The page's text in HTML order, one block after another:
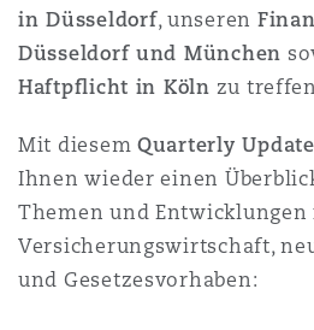
黎
安普顿
in Düsseldorf, unseren
Düsseldorf und München
Haftpflicht in Köln zu
Mit diesemQuarterly
Ihnen wieder einen
Themen und Entwicklungen
Versicherungswirtschaft,
und Gesetzesvorhaben: